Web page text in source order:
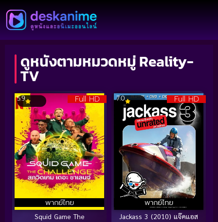
ดูหนังตามหมวดหมู่ Reality-
TV
Full HD
พากย์ไทย
5.9
Squid Game The
Full HD
พากย์ไทย
7.0
Jackass 3 (2010) แจ๊คแอส